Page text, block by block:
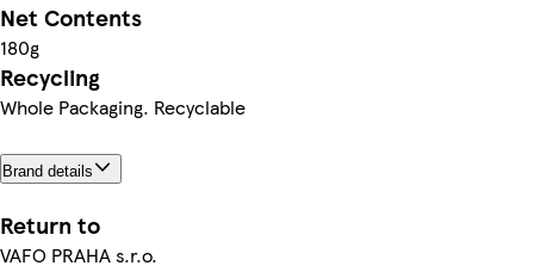
Net Contents
180g
Recycling
Whole Packaging. Recyclable
Brand details
Return to
VAFO PRAHA s.r.o.